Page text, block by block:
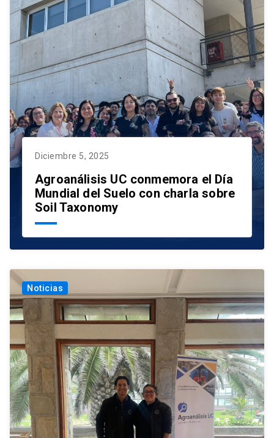
Diciembre 5, 2025
Agroanálisis UC conmemora el Día
Mundial del Suelo con charla sobre
Soil Taxonomy
Noticias